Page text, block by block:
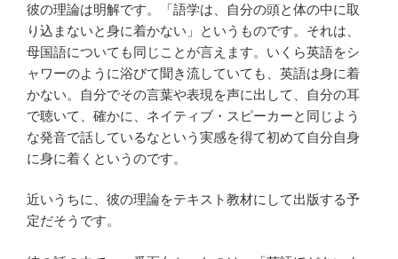
彼の理論は明解です。「語学は、自分の頭と体の中に取
り込まないと身に着かない」というものです。それは、
母国語についても同じことが言えます。いくら英語をシ
ャワーのように浴びて聞き流していても、英語は身に着
かない。自分でその言葉や表現を声に出して、自分の耳
で聴いて、確かに、ネイティブ・スピーカーと同じよう
な発音で話しているなという実感を得て初めて自分自身
に身に着くというのです。
近いうちに、彼の理論をテキスト教材にして出版する予
定だそうです。